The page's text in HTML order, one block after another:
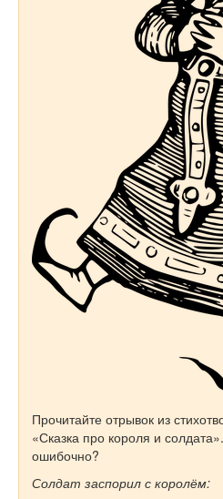
Прочитайте отрывок из
«Сказка про короля и
ошибочно?
Солдат заспорил с королём: